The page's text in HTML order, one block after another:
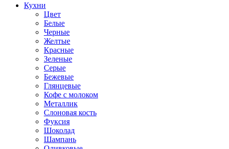
Кухни
Цвет
Белые
Черные
Желтые
Красные
Зеленые
Серые
Бежевые
Глянцевые
Кофе с молоком
Металлик
Слоновая кость
Фуксия
Шоколад
Шампань